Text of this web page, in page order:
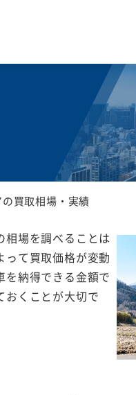
買取相場・実績
場を調べることは
て買取価格が変動
納得できる金額で
おくことが大切で